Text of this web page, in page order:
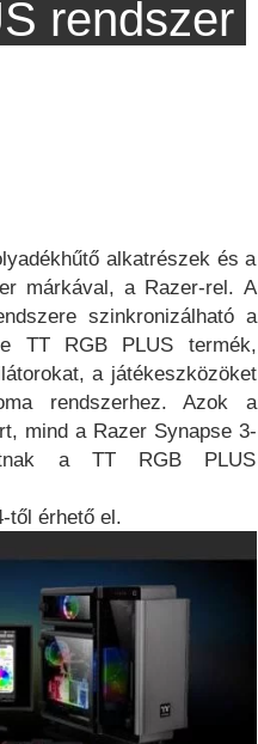
rendszer
alkatrészek és a
márkával, a Razer-rel. A
szinkronizálható a
TT RGB PLUS termék,
a játékeszközöket
rendszerhez. Azok a
mind a Razer Synapse 3-
a TT RGB PLUS
től érhető el.